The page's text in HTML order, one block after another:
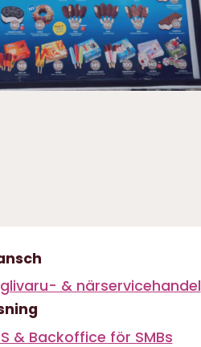
& närservicehandel
& Backoffice för SMBs